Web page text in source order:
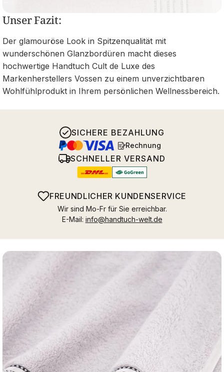
Unser Fazit:
Der glamouröse Look in Spitzenqualität mit
wunderschönen Glanzbordüren macht dieses
hochwertige Handtuch Cult de Luxe des
Markenherstellers Vossen zu einem unverzichtbaren
Wohlfühlprodukt in Ihrem persönlichen Wellnessbereich.
SICHERE BEZAHLUNG
Rechnung
SCHNELLER VERSAND
FREUNDLICHER KUNDENSERVICE
Wir sind Mo-Fr für Sie erreichbar.
E-Mail: info@handtuch-welt.de